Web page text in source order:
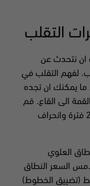
ان نتحدث عن
لفهم التقلب في
ما يمكنك ان تجده
الى القاع. قم
بضبط خطوط بولينجر بإعداداته الافتراضية (20 فترة وانحراف
العلوي
السعر النطاق
(تضييق الخطوط)